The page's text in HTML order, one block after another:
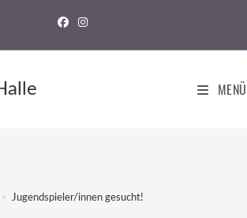
MENÜ
> Jugendspieler/innen gesucht!